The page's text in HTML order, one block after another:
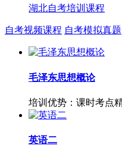
湖北自考培训课程
自考视频课程 自考模拟真题
毛泽东思想概论
培训优势：课时考点
英语二